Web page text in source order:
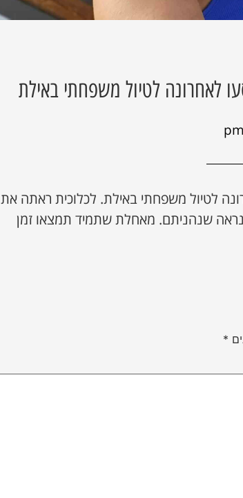
לאחרונה לטיול משפחתי באילת
לטיול משפחתי באילת. לכלוכית ראתה את
שנהניתם. מאחלת שתמיד תמצאו זמן
*